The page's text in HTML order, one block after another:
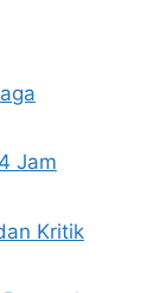
Jam
Kritik